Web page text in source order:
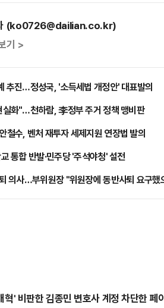
(ko0726@dailian.co.kr)
기 >
추진…정성국, '소득세법 개정안' 대표발의
실화"…천하람, 李정부 주거 정책 맹비판
수, 벤처 재투자 세제지원 연장법 발의
통합 반발·민주당 '주석야청' 설전
의사…부위원장 "위원장에 동반사퇴 요구했
혁' 비판한 김종민 변호사 계정 차단한